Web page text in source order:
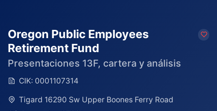
Oregon Public Employees
Retirement Fund
Presentaciones 13F, cartera y análisis
CIK: 0001107314
Tigard 16290 Sw Upper Boones Ferry Road